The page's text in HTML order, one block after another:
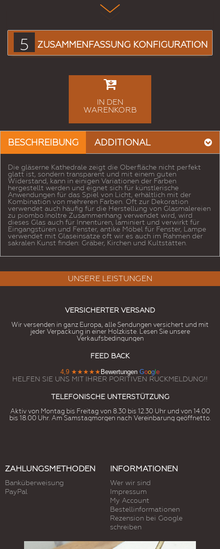
5 ZUSAMMENFASSUNG KONFIGURATION
IN DEN
WARENKORB
BESCHREIBUNG ADDITIONAL
Die gläserne Kathedrale zeigt die Oberfläche nicht perfekt
glatt ist, sondern transparent und mit einem guten
Widerstand, kann in einigen Variationen der Farben
hergestellt werden und eignet sich für künstlerische
Anwendungen für das Spiel von Licht, erhältlich mit der
Kombination von mehreren Farben. Oft zur Dekoration
verwendet auch häufig für die Herstellung von Glasmalereien
zu piombo.Inoltre Zusammenhang verwendet wird, wird
dieses Glas auch für Innentüren, laminiert und verwirkt für
Eingangstüren und Fenster, antike Möbel für Fenster, Lampe
verwendet mit Glaseinsätze oft wir es auch im Rahmen der
sakralen Kunst finden: Gräber, Kirchen und Kultstätten.
UNSERE LEISTUNGEN
VERSICHERTER VERSAND
Wir versenden in ganz Europa, alle Sendungen versichert und mit
jeder Verpackung in einer Holzkiste. Lesen Sie unsere
Verkaufsbedingungen
FEED BACK
4,9 ★★★★★ Bewertungen Goog e
HELFEN SIE UNS MIT IHRER PORITIVEN RUCKMELDUNG!!
TELEFONISCHE UNTERSTÜTZUNG
Aktiv von Montag bis Freitag von 8.30 bis 12.30 Uhr und von 14.00
bis 18.00 Uhr. Am Samstagmorgen nach Vereinbarung geöffnetto.
ZAHLUNGSMETHODEN
Banküberweisung
PayPal
INFORMATIONEN
Wer wir sind
Impressum
My Account
Bestellinformationen
Rezension bei Google
schreiben